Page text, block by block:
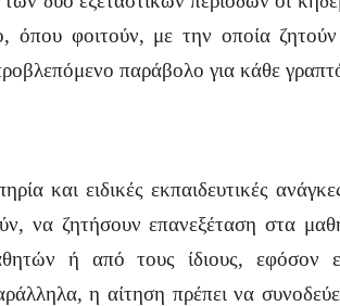
όπου φοιτούν, με την οποία
παράβολο για κάθε
και ειδικές εκπαιδευτικές
να ζητήσουν επανεξέταση στα
ή από τους ίδιους, εφόσον
η αίτηση πρέπει να